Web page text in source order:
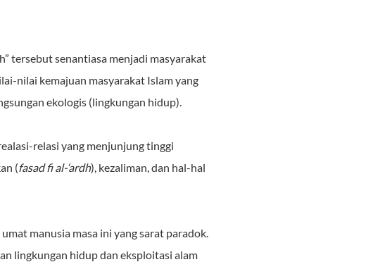
tersebut senantiasa menjadi masyarakat
nilai kemajuan masyarakat Islam yang
ekologis (lingkungan hidup).
relasi yang menjunjung tinggi
(fasad fi al-‘ardh), kezaliman, dan hal-hal
manusia masa ini yang sarat paradok.
lingkungan hidup dan eksploitasi alam